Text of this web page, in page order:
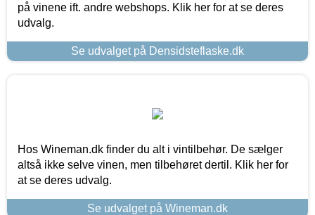
på vinene ift. andre webshops. Klik her for at se deres
udvalg.
Se udvalget på Densidsteflaske.dk
Hos Wineman.dk finder du alt i vintilbehør. De sælger
altså ikke selve vinen, men tilbehøret dertil. Klik her for
at se deres udvalg.
Se udvalget på Wineman.dk